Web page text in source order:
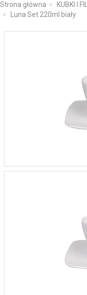
Strona główna KUBKI I
Luna Set 220ml biały